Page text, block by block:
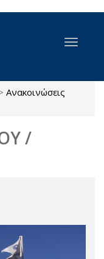
Toggle
Ανακοινώσεις
/